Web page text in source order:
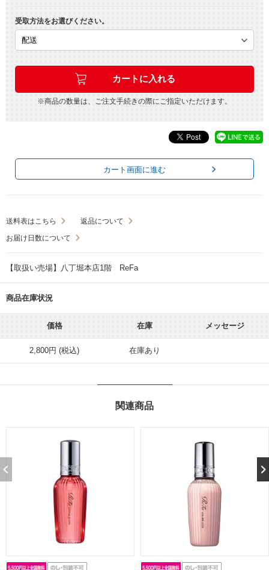
受取方法をお選びください。
※商品の数量は、ご注文手続きの際にご指定いただけます。
カート画面に進む
送料表はこちら
返品について
お届け日数について
【取扱い売場】八丁堀本店1階 ReFa
商品在庫状況
価格 在庫 メッセージ
2,800円 (税込) 在庫あり
関連商品